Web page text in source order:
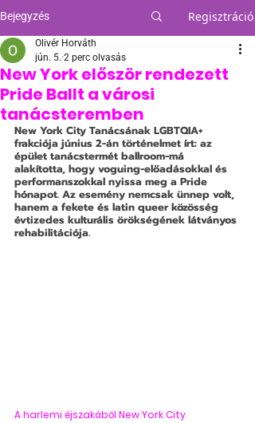
Bejegyzés Regisztráció
New York először rendezett
Pride Ballt a városi
tanácsteremben
Olivér Horváth
jún. 5. 2 perc olvasás
New York City Tanácsának LGBTQIA+
frakciója június 2-án történelmet írt: az
épület tanácstermét ballroom-má
alakította, hogy voguing-előadásokkal és
performanszokkal nyissa meg a Pride
hónapot. Az esemény nemcsak ünnep volt,
hanem a fekete és latin queer közösség
évtizedes kulturális örökségének látványos
rehabilitációja.
A harlemi éjszakából New York City